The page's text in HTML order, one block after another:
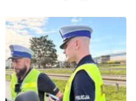
Warszawskiego